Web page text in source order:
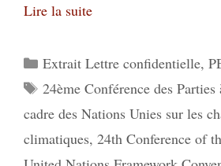
Lire la suite
Catégories
Extrait Lettre confidentielle,
Étiquettes
24ème Conférence des
cadre des Nations Unies sur les
climatiques, 24th Conference of